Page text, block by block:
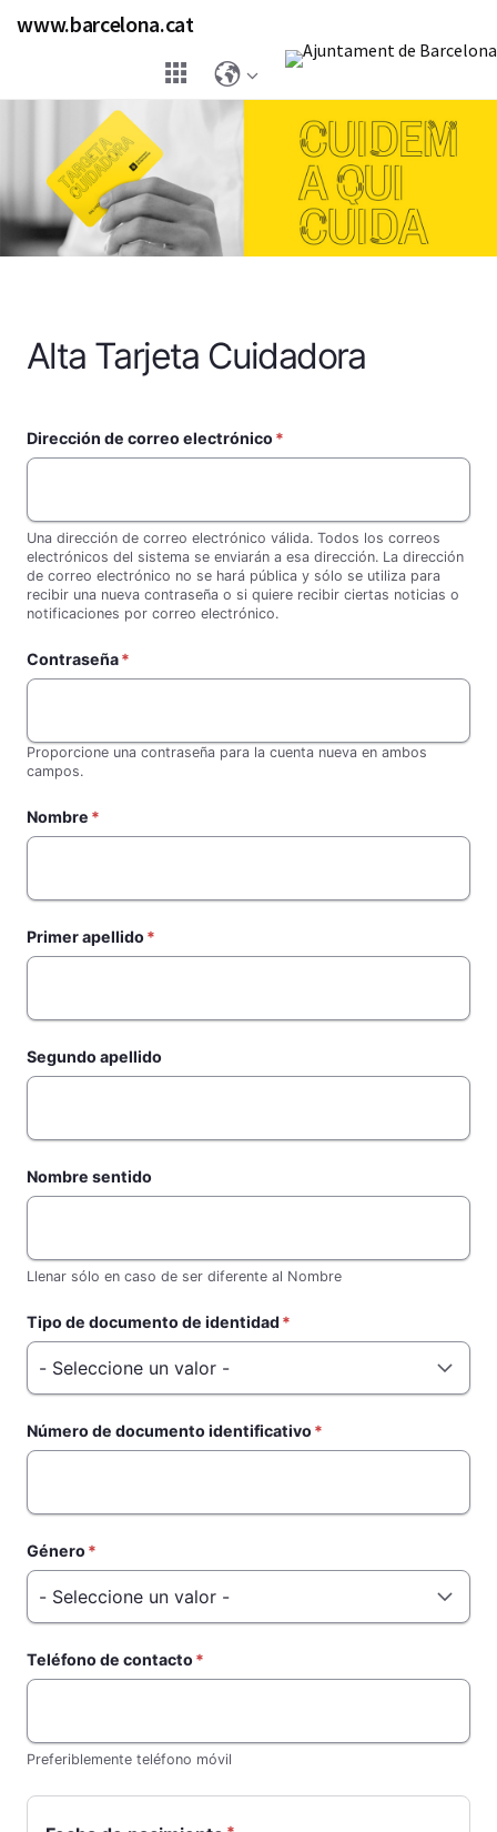
contenido
principal
www.barcelona.cat
Alta Tarjeta Cuidadora
Dirección de correo electrónico
Una dirección de correo electrónico válida. Todos los correos
electrónicos del sistema se enviarán a esa dirección. La dirección
de correo electrónico no se hará pública y sólo se utiliza para
recibir una nueva contraseña o si quiere recibir ciertas noticias o
notificaciones por correo electrónico.
Contraseña
Proporcione una contraseña para la cuenta nueva en ambos
campos.
Nombre
Primer apellido
Segundo apellido
Nombre sentido
Llenar sólo en caso de ser diferente al Nombre
Tipo de documento de identidad
Número de documento identificativo
Género
Teléfono de contacto
Preferiblemente teléfono móvil